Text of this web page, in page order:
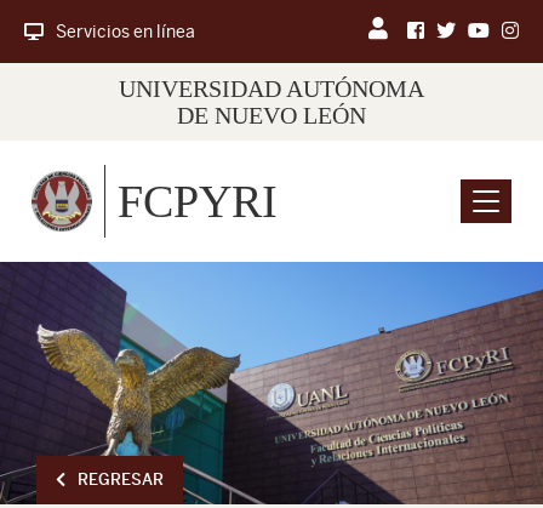
Servicios en línea
UNIVERSIDAD AUTÓNOMA
DE NUEVO LEÓN
Menu
FCPYRI
REGRESAR